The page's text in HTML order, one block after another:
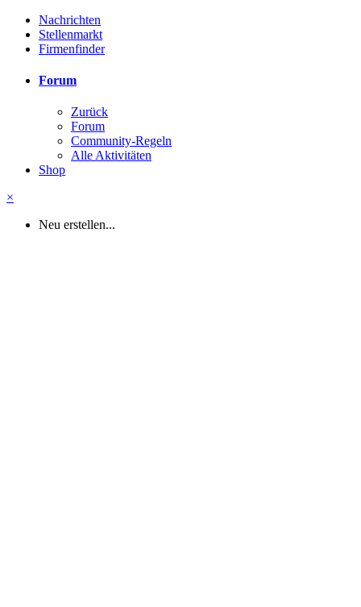
Nachrichten
Stellenmarkt
Firmenfinder
Forum
Zurück
Forum
Community-Regeln
Alle Aktivitäten
Shop
×
Neu erstellen...